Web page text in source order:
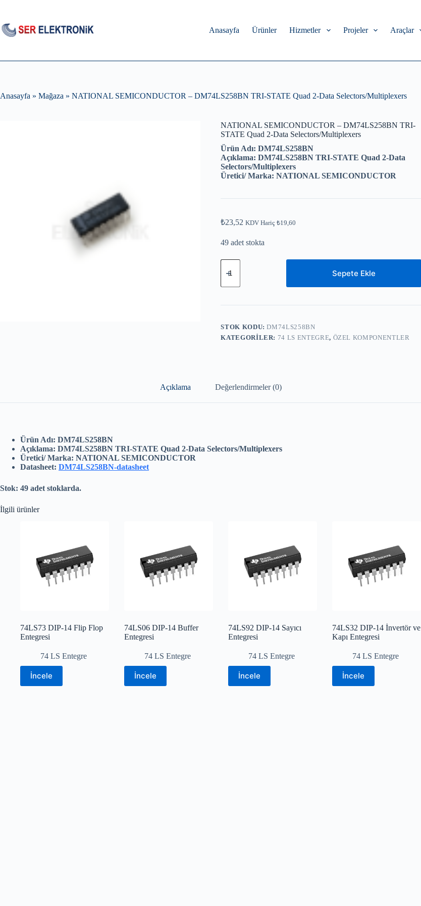
content
Anasayfa
Ürünler Hizmetler Projeler Araçlar
Anasayfa » Mağaza » NATIONAL SEMICONDUCTOR – DM74LS258BN TRI-STATE Quad 2-Data Selectors/Multiplexers
NATIONAL SEMICONDUCTOR – DM74LS258BN TRI-
STATE Quad 2-Data Selectors/Multiplexers
Ürün Adı: DM74LS258BN
Açıklama: DM74LS258BN TRI-STATE Quad 2-Data
Selectors/Multiplexers
Üretici/ Marka: NATIONAL SEMICONDUCTOR
₺23,52 KDV Hariç₺19,60
49 adet stokta
NATIONAL
SEMICONDUCTOR
DM74LS258BN
STATE
2-
Data
Selectors/Multiplexers
Sepete Ekle
STOK KODU:DM74LS258BN
KATEGORILER: 74 LS ENTEGRE, ÖZEL KOMPONENTLER
Açıklama Değerlendirmeler (0)
Ürün Adı: DM74LS258BN
Açıklama: DM74LS258BN TRI-STATE Quad 2-Data Selectors/Multiplexers
Üretici/ Marka: NATIONAL SEMICONDUCTOR
Datasheet: DM74LS258BN-datasheet
Stok: 49 adet stoklarda.
İlgili ürünler
74LS73 DIP-14 Flip Flop
Entegresi
74 LS Entegre
İncele
74LS06 DIP-14 Buffer
Entegresi
74 LS Entegre
İncele
74LS92 DIP-14 Sayıcı
Entegresi
74 LS Entegre
İncele
74LS32 DIP-14 İnvertör ve
Kapı Entegresi
74 LS Entegre
İncele